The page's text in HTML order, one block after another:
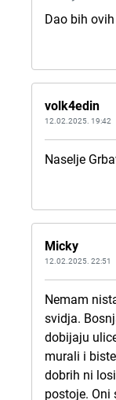
Dao bih
volk4edin
12.02.2025. 19:42
Naselje
Micky
12.02.2025. 22:51
Nemam
svidja.
dobijaju
murali i
dobrih ni
postoje. Oni